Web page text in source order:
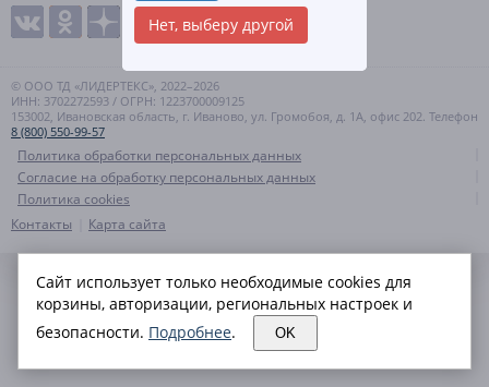
Нет, выберу другой
© ООО ТД «ЛИДЕРТЕКС», 2022–2026
ИНН: 3702272593 / ОГРН: 1223700009125
153002, Ивановская область, г. Иваново, ул. Громобоя, д. 1А, офис 202. Телефон
8 (800) 550-99-57
Политика обработки персональных данных
Согласие на обработку персональных данных
Политика cookies
Контакты
Карта сайта
Сайт использует только необходимые cookies для
корзины, авторизации, региональных настроек и
безопасности. Подробнее. OK